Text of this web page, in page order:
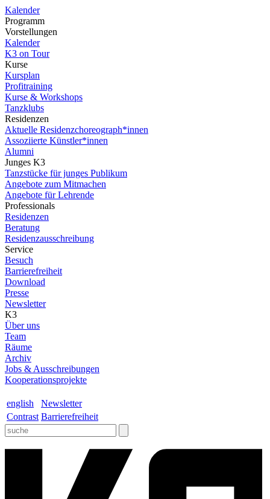
Kalender
Programm
Vorstellungen
Kalender
K3 on Tour
Kurse
Kursplan
Profitraining
Kurse & Workshops
Tanzklubs
Residenzen
Aktuelle Residenzchoreograph*innen
Assoziierte Künstler*innen
Alumni
Junges K3
Tanzstücke für junges Publikum
Angebote zum Mitmachen
Angebote für Lehrende
Professionals
Residenzen
Beratung
Residenzausschreibung
Service
Besuch
Barrierefreiheit
Download
Presse
Newsletter
K3
Über uns
Team
Räume
Archiv
Jobs & Ausschreibungen
Kooperationsprojekte
english
Newsletter
Contrast Barrierefreiheit